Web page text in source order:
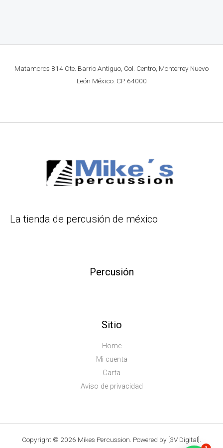
Matamoros 814 Ote. Barrio Antiguo, Col. Centro, Monterrey Nuevo
León México. CP. 64000
La tienda de percusión de méxico
Percusión
Sitio
Home
Mi cuenta
Carta
Aviso de privacidad
Copyright © 2026 Mikes Percussion. Powered by [3V Digital].